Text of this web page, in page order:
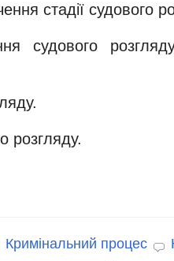
стадії судового
судового
розгляду.
Кримінальний процес